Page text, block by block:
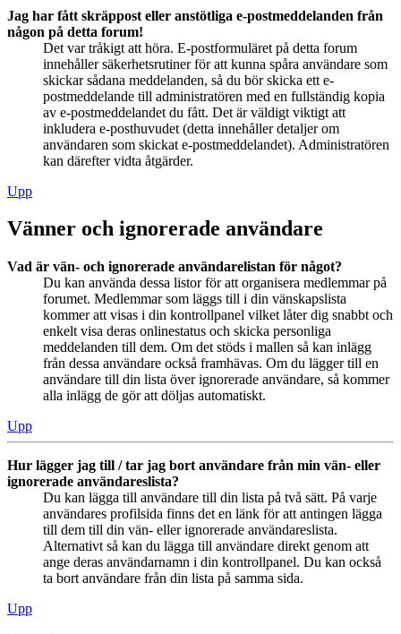
Jag har fått skräppost eller anstötliga e-postmeddelanden från
någon på detta forum!
Det var tråkigt att höra. E-postformuläret på detta forum
innehåller säkerhetsrutiner för att kunna spåra användare som
skickar sådana meddelanden, så du bör skicka ett e-
postmeddelande till administratören med en fullständig kopia
av e-postmeddelandet du fått. Det är väldigt viktigt att
inkludera e-posthuvudet (detta innehåller detaljer om
användaren som skickat e-postmeddelandet). Administratören
kan därefter vidta åtgärder.
Upp
Vänner och ignorerade användare
Vad är vän- och ignorerade användarelistan för något?
Du kan använda dessa listor för att organisera medlemmar på
forumet. Medlemmar som läggs till i din vänskapslista
kommer att visas i din kontrollpanel vilket låter dig snabbt och
enkelt visa deras onlinestatus och skicka personliga
meddelanden till dem. Om det stöds i mallen så kan inlägg
från dessa användare också framhävas. Om du lägger till en
användare till din lista över ignorerade användare, så kommer
alla inlägg de gör att döljas automatiskt.
Upp
Hur lägger jag till / tar jag bort användare från min vän- eller
ignorerade användareslista?
Du kan lägga till användare till din lista på två sätt. På varje
användares profilsida finns det en länk för att antingen lägga
till dem till din vän- eller ignorerade användareslista.
Alternativt så kan du lägga till användare direkt genom att
ange deras användarnamn i din kontrollpanel. Du kan också
ta bort användare från din lista på samma sida.
Upp